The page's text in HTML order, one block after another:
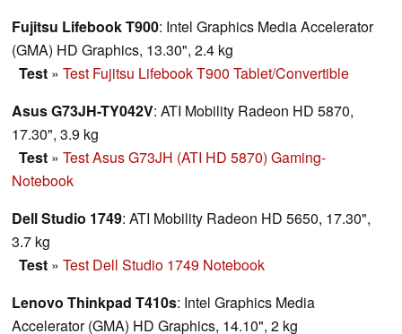
Fujitsu Lifebook T900: Intel Graphics Media Accelerator
(GMA) HD Graphics, 13.30", 2.4 kg
Test » Test Fujitsu Lifebook T900 Tablet/Convertible
Asus G73JH-TY042V: ATI Mobility Radeon HD 5870,
17.30", 3.9 kg
Test » Test Asus G73JH (ATI HD 5870) Gaming-
Notebook
Dell Studio 1749: ATI Mobility Radeon HD 5650, 17.30",
3.7 kg
Test » Test Dell Studio 1749 Notebook
Lenovo Thinkpad T410s: Intel Graphics Media
Accelerator (GMA) HD Graphics, 14.10", 2 kg